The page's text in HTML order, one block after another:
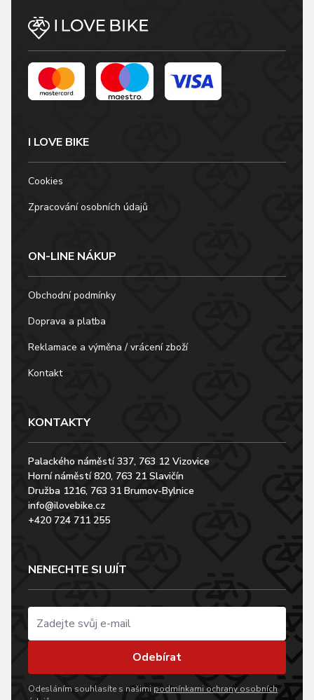
I LOVE BIKE
Cookies
Zpracování osobních údajů
ON-LINE NÁKUP
Obchodní podmínky
Doprava a platba
Reklamace a výměna / vrácení zboží
Kontakt
KONTAKTY
Palackého náměstí 337, 763 12 Vizovice
Horní náměstí 820, 763 21 Slavičín
Družba 1216, 763 31 Brumov-Bylnice
info@ilovebike.cz
+420 724 711 255
NENECHTE SI UJÍT
Odebírat
Odesláním souhlasíte s našimi podmínkami ochrany osobních